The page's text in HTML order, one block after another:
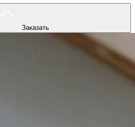
Заказать